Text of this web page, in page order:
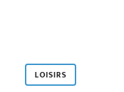
LOISIRS